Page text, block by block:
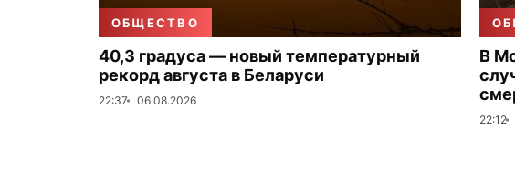
ОБЩЕСТВО
40,3 градуса — новый температурный
рекорд августа в Беларуси
22:37 06.08.2026
В
22:12